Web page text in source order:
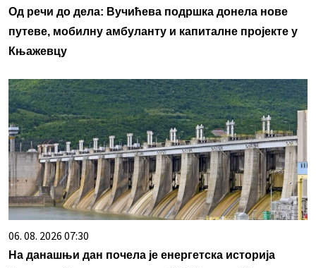
Од речи до дела: Вучићева подршка донела нове
путеве, мобилну амбуланту и капиталне пројекте у
Књажевцу
06. 08. 2026 07:30
На данашњи дан почела је енергетска историја